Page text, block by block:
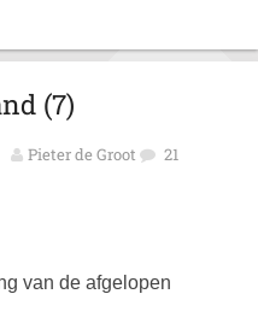
(7)
Pieter de Groot 21
van de afgelopen